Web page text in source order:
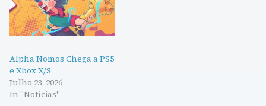
Alpha Nomos Chega a PS5
e Xbox X/S
Julho 23, 2026
In "Notícias"